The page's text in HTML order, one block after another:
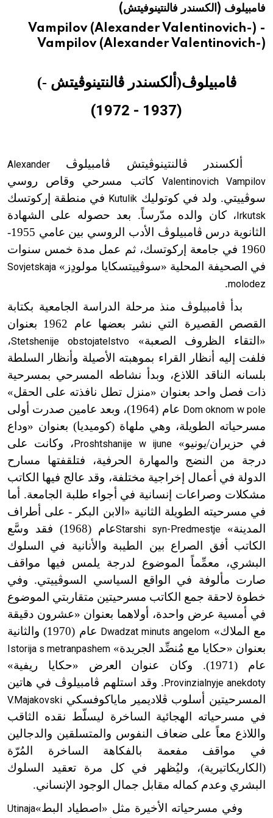
هيئة الموسوعة العربية تطلق موسوعات جديدة في عام 2026
فامبيلوف (الكسندر فالنتينوفيتش)
Vampilov (Alexander Valentinovich-) -
Vampilov (Alexander Valentinovich-)
ڤامبيلوڤ( ألكسندر ڤالنتينوڤيتش -)
(1937 - 1972)
ألكسندر ڤالنتينوڤيتش ڤامبيلوڤ Alexander
Valentinovich Vampilov كاتب مسرحي وقاص روسي
سوڤييتي. ولد في كوتوليك Kutulik في منطقة إركوتسك
Irkutsk ، كان والده مدّرساً. بعد حصوله على الشهادة
الثانوية درس ڤامبيلوڤ الأدب الروسي بين عامي 1955-
1960 في جامعة إركوتسك، ثم عمل مدة خمس سنوات
في الصحيفة المحلية «سوڤييتسكايا مولودِز» Sovjetskaja
molodez
.
بدأ ڤامبيلوڤ منذ مرحلة الدراسة الجامعية بكتابة
القصص القصيرة التي نشر بعضها عام 1962 بعنوان
«التقاء الظروف الصعبة»Stetshenije obstojatelstvo،
فلفت إليه أنظار القراء بموهبته الأصيلة وأنظار السلطة
بلسانه الناقد اللاذع، وبدأ نشاطه المسرحي بمسرحية
ذات فصل واحد بعنوان «منزل تطل نافذته على الحقل»
Dom oknom w pole
عام (1964)، وبعد عامين صدرت أولى
مسرحياته الطويلة، وهي ملهاة (كوميديا) بعنوان «وداع
في حزيران/يونيو»Proshtshanije w ijune ، وكانت على
درجة من النضج والمهارة الحرفية، فتلقفتها مسارح
الدولة في أعمال إخراجية مختلفة، وقد عالج فيها الكاتب
مشكلات وصراعات إنسانية في أجواء طلبة الجامعة. أما
في مسرحيته الطويلة الثانية «الابن البكر - على أطراف
المدينة» Starshi syn-Predmestje
عام (1968) فقد وسَّع
الكاتب أفق الصراع بين الطيبة والأنانية في السلوك
البشري، معمِّماً الموضوع لدرجة يلمس فيها مواقف
صارت مألوفة في الواقع السياسي السوڤييتي. وفي
خطوة لاحقة جمع الكاتب مسرحيتين متقاربتي الموضوع
في أمسية عرض واحدة، أولاهما بعنوان «عشرون دقيقة
مع الملاك» Dwadzat minuts angelom
عام (1970) والثانية
بعنوان «حكايا مع مُنضِّد الجريدة» Istorija s metranpashem
عام (1971). وكان عنوان العرض «حكايا ريفية»
Provinzialnyje anekdoty . وقد استلهم ڤامبيلوڤ في هاتين
المسرحيتين أسلوب ڤلاديمير ماياكوفسكي V.Majakovski
في مسرحياته الهجائية الساخرة ليسلّط نقده الثاقب
واللاذع معاً على ضعاف النفوس والمتسلقين والدجالين
في مواقف مفعمة بالفكاهة الساخرة المُرّة
(الكاريكاتيرية)، وليُظهر في كل مرة تعقيد السلوك
البشري وعدم كماله مقابل جمال الوجود الإنساني.
وفي مسرحياته الأخيرة مثل «اصطياد البط»Utinaja